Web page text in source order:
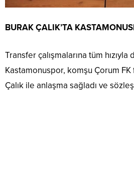
BURAK ÇALIK’TA
Transfer çalışmalarına tüm
Kastamonuspor, komşu Çorum
Çalık ile anlaşma sağladı ve